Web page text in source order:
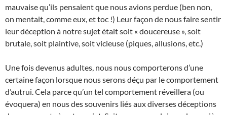
mauvaise qu’ils pensaient que nous avions perdue (ben non,
on mentait, comme eux, et toc !) Leur façon de nous faire sentir
leur déception à notre sujet était soit « doucereuse », soit
brutale, soit plaintive, soit vicieuse (piques, allusions, etc.)
Une fois devenus adultes, nous nous comporterons d’une
certaine façon lorsque nous serons déçu par le comportement
d’autrui. Cela parce qu’un tel comportement réveillera (ou
évoquera) en nous des souvenirs liés aux diverses déceptions